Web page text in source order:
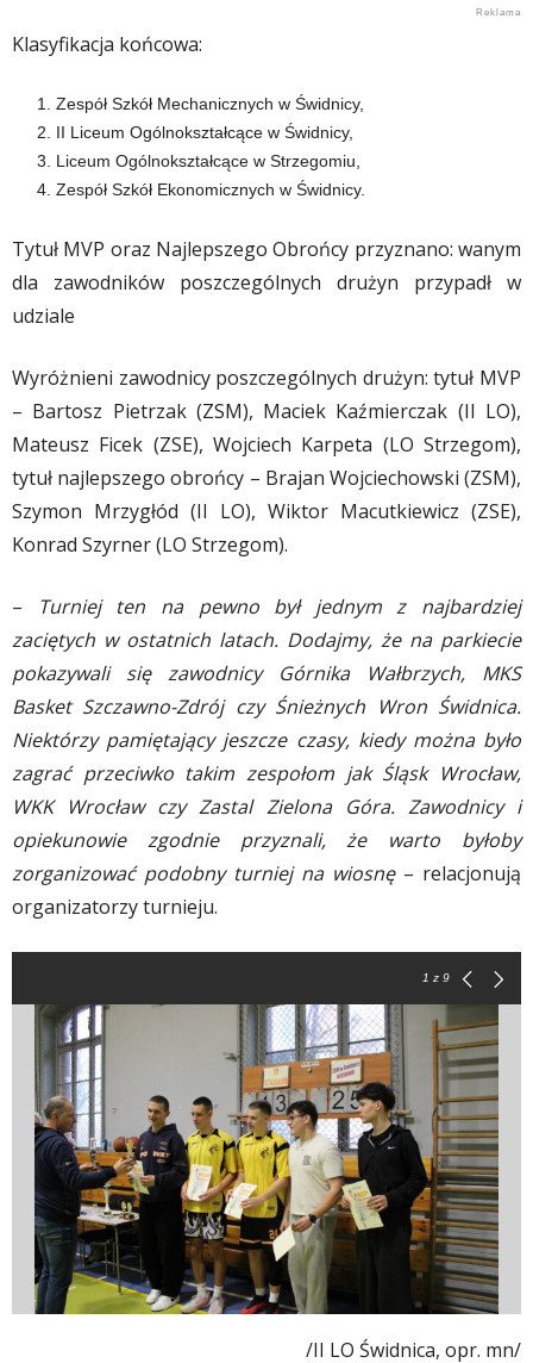
Klasyfikacja końcowa:
Zespół Szkół Mechanicznych w Świdnicy,
II Liceum Ogólnokształcące w Świdnicy,
Liceum Ogólnokształcące w Strzegomiu,
Zespół Szkół Ekonomicznych w Świdnicy.
Tytuł MVP oraz Najlepszego Obrońcy przyznano: wanym
dla zawodników poszczególnych drużyn przypadł w
udziale
Wyróżnieni zawodnicy poszczególnych drużyn: tytuł MVP
– Bartosz Pietrzak (ZSM), Maciek Kaźmierczak (II LO),
Mateusz Ficek (ZSE), Wojciech Karpeta (LO Strzegom),
tytuł najlepszego obrońcy – Brajan Wojciechowski (ZSM),
Szymon Mrzygłód (II LO), Wiktor Macutkiewicz (ZSE),
Konrad Szyrner (LO Strzegom).
–
Turniej ten na pewno był jednym z najbardziej
zaciętych w ostatnich latach. Dodajmy, że na parkiecie
pokazywali się zawodnicy Górnika Wałbrzych, MKS
Basket Szczawno-Zdrój czy Śnieżnych Wron Świdnica.
Niektórzy pamiętający jeszcze czasy, kiedy można było
zagrać przeciwko takim zespołom jak Śląsk Wrocław,
WKK Wrocław czy Zastal Zielona Góra. Zawodnicy i
opiekunowie zgodnie przyznali, że warto byłoby
zorganizować podobny turniej na wiosnę– relacjonują
organizatorzy turnieju.
1 z 9
/II LO Świdnica, opr. mn/